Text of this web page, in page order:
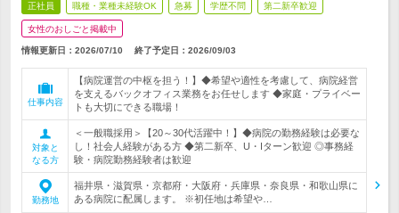
正社員 職種・業種未経験OK 急募 学歴不問 第二新卒歓迎
女性のおしごと掲載中
情報更新日：2026/07/10 終了予定日： 2026/09/03
仕事内容
【病院運営の中枢を担う！】◆希望や適性を考慮して、病院経営
を支えるバックオフィス業務をお任せします ◆家庭・プライベー
トも大切にできる職場！
対象と
なる方
＜一般職採用＞【20～30代活躍中！】◆病院の勤務経験は必要な
し！社会人経験がある方 ◆第二新卒、U・Iターン歓迎 ◎事務経
験・病院勤務経験者は歓迎
勤務地
福井県・滋賀県・京都府・大阪府・兵庫県・奈良県・和歌山県に
ある病院に配属します。 ※初任地は希望や…